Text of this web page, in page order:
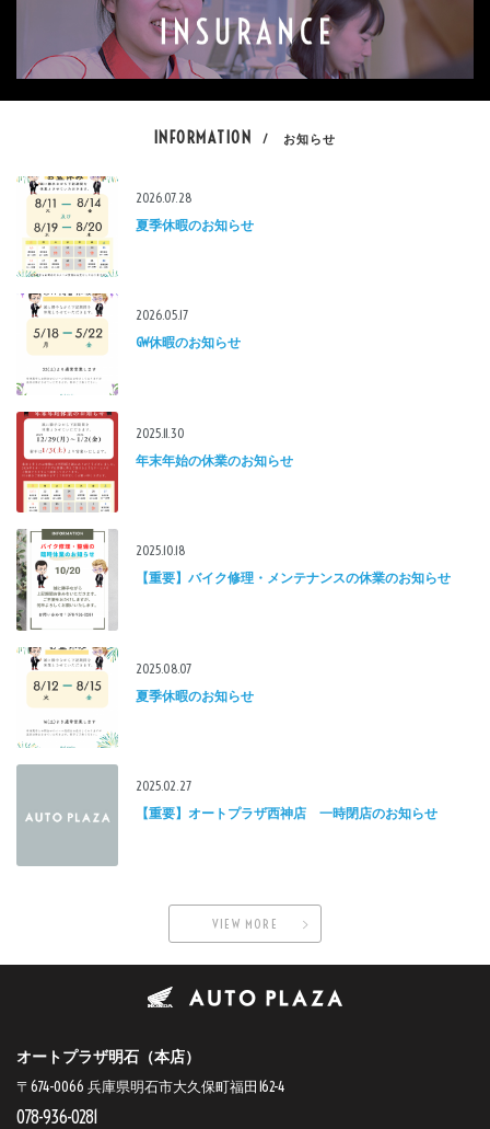
INFORMATION / お知らせ
2026.07.28
夏季休暇のお知らせ
2026.05.17
GW休暇のお知らせ
2025.11.30
年末年始の休業のお知らせ
2025.10.18
【重要】バイク修理・メンテナンスの休業のお知らせ
2025.08.07
夏季休暇のお知らせ
2025.02.27
【重要】オートプラザ西神店 一時閉店のお知らせ
VIEW MORE
オートプラザ明石（本店）
〒674-0066 兵庫県明石市大久保町福田162-4
078-936-0281